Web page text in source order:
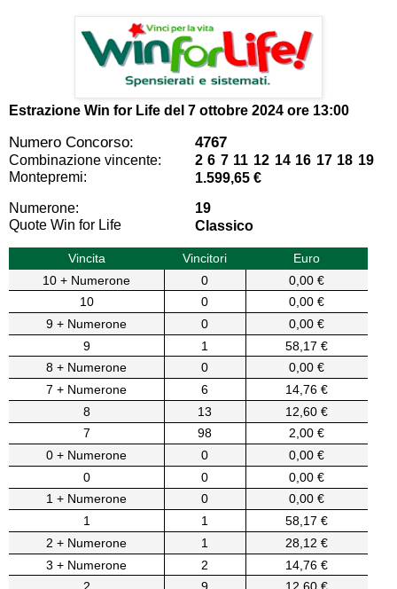
Estrazione Win for Life del 7 ottobre 2024 ore 13:00
Numero Concorso: 4767
Combinazione vincente:
2 6 7 11 12 14 16 17 18 19
Montepremi:
1.599,65 €
Numerone:
19
Quote Win for Life
Classico
Vincita Vincitori
Euro
10 + Numerone
0
0,00 €
10
0
0,00 €
9 + Numerone
0
0,00 €
9
1
58,17 €
8 + Numerone
0
0,00 €
7 + Numerone
6
14,76 €
8
13
12,60 €
7
98
2,00 €
0 + Numerone
0
0,00 €
0
0
0,00 €
1 + Numerone
0
0,00 €
1
1
58,17 €
2 + Numerone
1
28,12 €
3 + Numerone
2
14,76 €